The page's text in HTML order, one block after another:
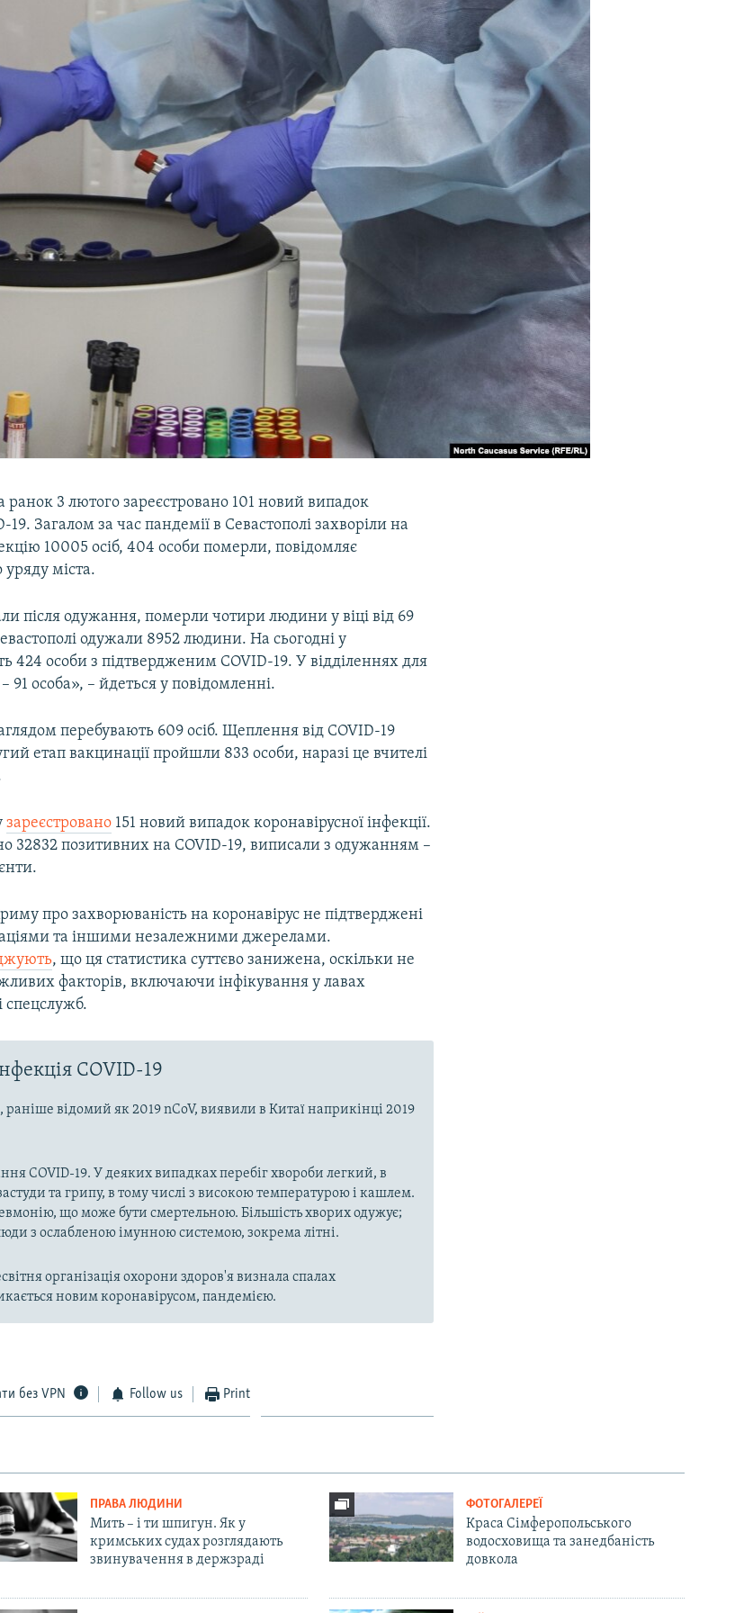
ранок 3 лютого зареєстровано 101 новий випадок
Загалом за час пандемії в Севастополі захворіли на
10005 осіб, 404 особи померли, повідомляє
уряду міста.
після одужання, померли чотири людини у віці від 69
одужали 8952 людини. На сьогодні у
424 особи з підтвердженим COVID-19. У відділеннях для
91 особа», – йдеться у повідомленні.
перебувають 609 осіб. Щеплення від COVID-19
етап вакцинації пройшли 833 особи, наразі це вчителі
зареєстровано 151 новий випадок коронавірусної інфекції.
32832 позитивних на COVID-19, виписали з одужанням –
про захворюваність на коронавірус не підтверджені
та іншими незалежними джерелами.
, що ця статистика суттєво занижена, оскільки не
факторів, включаючи інфікування у лавах
спецслужб.
COVID-19
раніше відомий як 2019 nCoV, виявили в Китаї наприкінці 2019
COVID-19. У деяких випадках перебіг хвороби легкий, в
та грипу, в тому числі з високою температурою і кашлем.
що може бути смертельною. Більшість хворих одужує;
з ослабленою імунною системою, зокрема літні.
організація охорони здоров'я визнала спалах
новим коронавірусом, пандемією.
без VPN Follow us Print
ПРАВА ЛЮДИНИ
Мить – і ти шпигун. Як у
кримських судах розглядають
звинувачення в держзраді
ФОТОГАЛЕРЕЇ
Краса Сімферопольського
водосховища та занедбаність
довкола